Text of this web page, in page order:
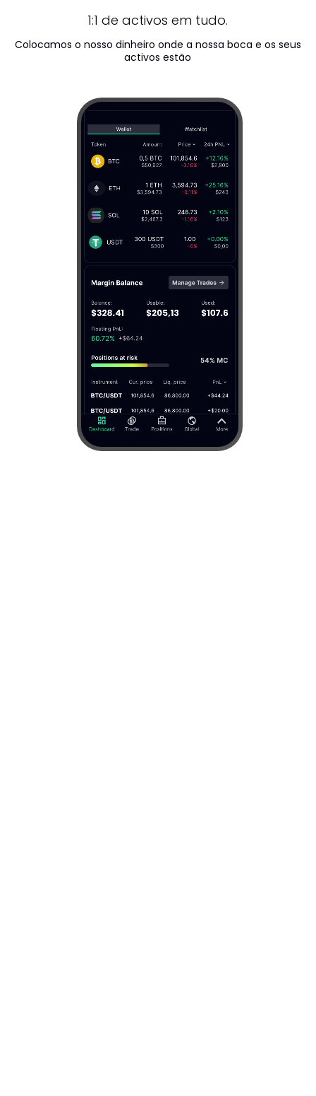
1:1 de activos em tudo.
Colocamos o nosso dinheiro onde a nossa boca e os seus
activos estão